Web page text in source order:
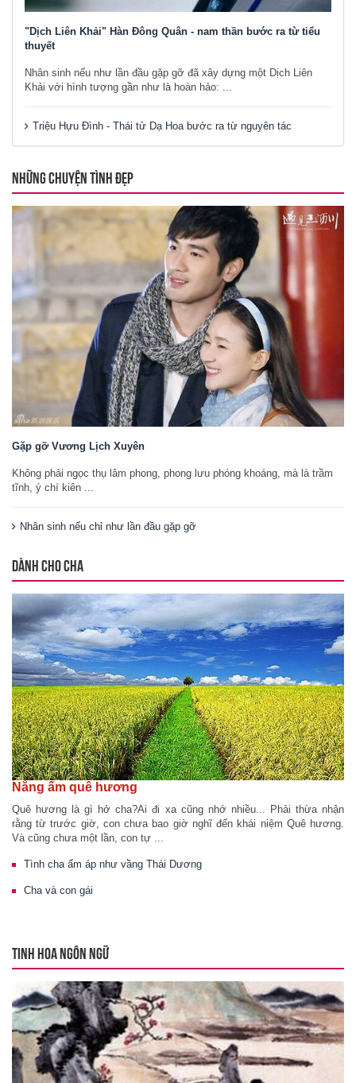
"Dịch Liên Khải" Hàn Đông Quân - nam thần bước ra từ tiểu
thuyết
Nhân sinh nếu như lần đầu gặp gỡ đã xây dựng một Dịch Liên
Khải với hình tượng gần như là hoàn hảo: ...
Triệu Hựu Đình - Thái tử Dạ Hoa bước ra từ nguyên tác
NHỮNG CHUYỆN TÌNH ĐẸP
Gặp gỡ Vương Lịch Xuyên
Không phải ngọc thụ lâm phong, phong lưu phóng khoáng, mà là trầm
tĩnh, ý chí kiên ...
Nhân sinh nếu chỉ như lần đầu gặp gỡ
DÀNH CHO CHA
Nắng ấm quê hương
Quê hương là gì hở cha?Ai đi xa cũng nhớ nhiều... Phải thừa nhận
rằng từ trước giờ, con chưa bao giờ nghĩ đến khái niệm Quê hương.
Và cũng chưa một lần, con tự ...
Tình cha ấm áp như vầng Thái Dương
Cha và con gái
TINH HOA NGÔN NGỮ